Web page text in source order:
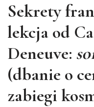
Sekrety
lekcja od
Deneuve:
(dbanie o
zabiegi